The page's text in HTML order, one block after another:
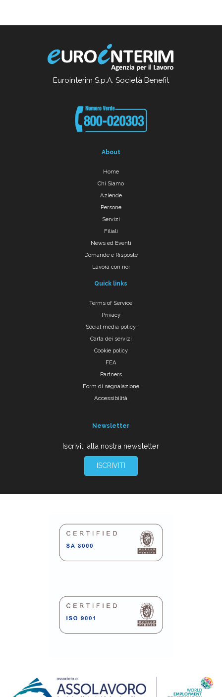
Eurointerim S.p.A. Società Benefit
About
Home
Chi Siamo
Aziende
Persone
Servizi
Filiali
News ed Eventi
Domande e Risposte
Lavora con noi
Quick links
Terms of Service
Privacy
Social media policy
Carta dei servizi
Cookie policy
FEA
Partners
Form di segnalazione
Accessibilità
Newsletter
Iscriviti alla nostra newsletter
ISCRIVITI